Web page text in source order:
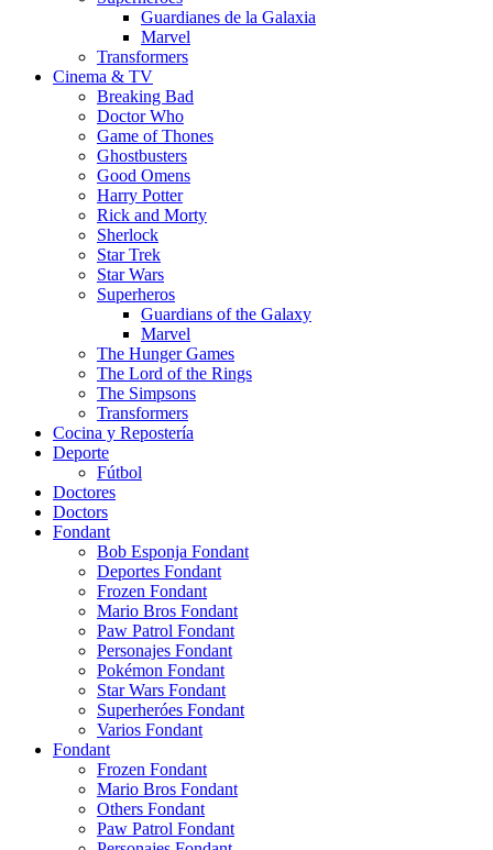
Guardianes de la Galaxia
Marvel
Transformers
Cinema & TV
Breaking Bad
Doctor Who
Game of Thones
Ghostbusters
Good Omens
Harry Potter
Rick and Morty
Sherlock
Star Trek
Star Wars
Superheros
Guardians of the Galaxy
Marvel
The Hunger Games
The Lord of the Rings
The Simpsons
Transformers
Cocina y Repostería
Deporte
Fútbol
Doctores
Doctors
Fondant
Bob Esponja Fondant
Deportes Fondant
Frozen Fondant
Mario Bros Fondant
Paw Patrol Fondant
Personajes Fondant
Pokémon Fondant
Star Wars Fondant
Superheróes Fondant
Varios Fondant
Fondant
Frozen Fondant
Mario Bros Fondant
Others Fondant
Paw Patrol Fondant